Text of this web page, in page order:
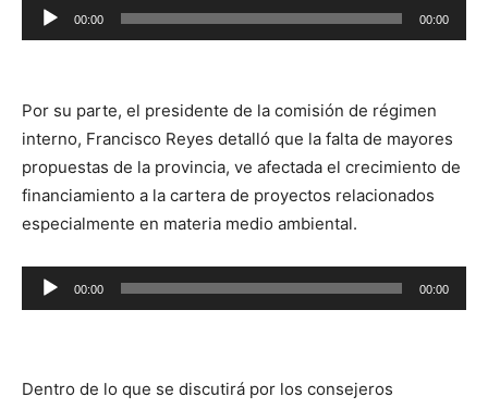
Reproductor
de
00:00 00:00
Por su parte, el presidente de la comisión de régimen
interno, Francisco Reyes detalló que la falta de mayores
propuestas de la provincia, ve afectada el crecimiento de
financiamiento a la cartera de proyectos relacionados
especialmente en materia medio ambiental.
Reproductor
de
00:00 00:00
Dentro de lo que se discutirá por los consejeros